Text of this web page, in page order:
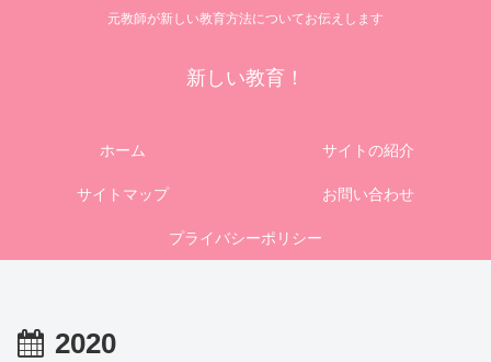
元教師が新しい教育方法についてお伝えします
新しい教育！
ホーム サイトの紹介
サイトマップ お問い合わせ
プライバシーポリシー
2020